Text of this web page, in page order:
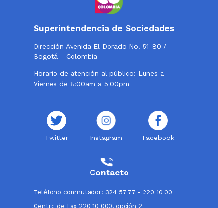
Superintendencia de Sociedades
Dirección Avenida El Dorado No. 51-80 /
Bogotá - Colombia
Horario de atención al público: Lunes a
Viernes de 8:00am a 5:00pm
Twitter Instagram Facebook
Contacto
Teléfono conmutador: 324 57 77 - 220 10 00
Centro de Fax 220 10 000, opción 2